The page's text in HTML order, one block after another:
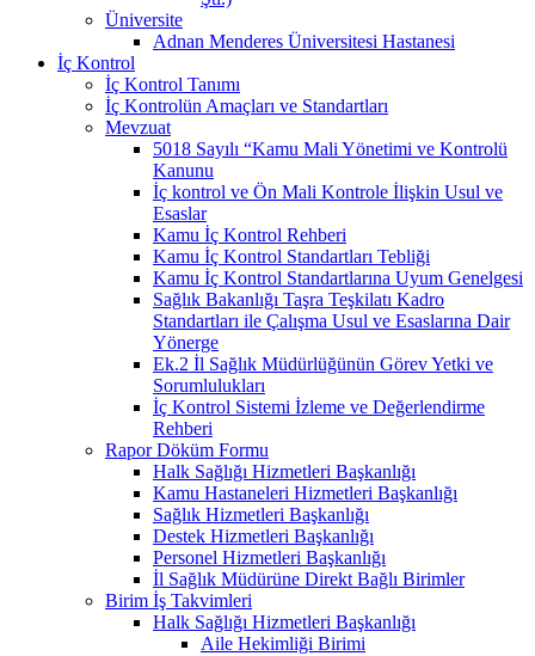
Üniversite
Adnan Menderes Üniversitesi Hastanesi
İç Kontrol
İç Kontrol Tanımı
İç Kontrolün Amaçları ve Standartları
Mevzuat
5018 Sayılı “Kamu Mali Yönetimi ve Kontrolü
Kanunu
İç kontrol ve Ön Mali Kontrole İlişkin Usul ve
Esaslar
Kamu İç Kontrol Rehberi
Kamu İç Kontrol Standartları Tebliği
Kamu İç Kontrol Standartlarına Uyum Genelgesi
Sağlık Bakanlığı Taşra Teşkilatı Kadro
Standartları ile Çalışma Usul ve Esaslarına Dair
Yönerge
Ek.2 İl Sağlık Müdürlüğünün Görev Yetki ve
Sorumlulukları
İç Kontrol Sistemi İzleme ve Değerlendirme
Rehberi
Rapor Döküm Formu
Halk Sağlığı Hizmetleri Başkanlığı
Kamu Hastaneleri Hizmetleri Başkanlığı
Sağlık Hizmetleri Başkanlığı
Destek Hizmetleri Başkanlığı
Personel Hizmetleri Başkanlığı
İl Sağlık Müdürüne Direkt Bağlı Birimler
Birim İş Takvimleri
Halk Sağlığı Hizmetleri Başkanlığı
Aile Hekimliği Birimi